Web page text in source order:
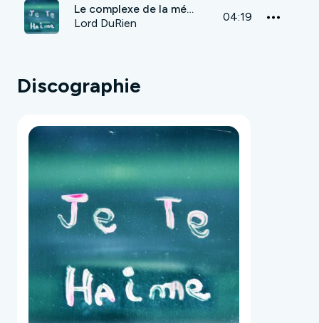
Le complexe de la méduse
Lord DuRien
04:19
Discographie